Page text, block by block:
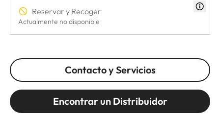
Reservar y Recoger
Actualmente no disponible
Contacto y Servicios
Encontrar un Distribuidor